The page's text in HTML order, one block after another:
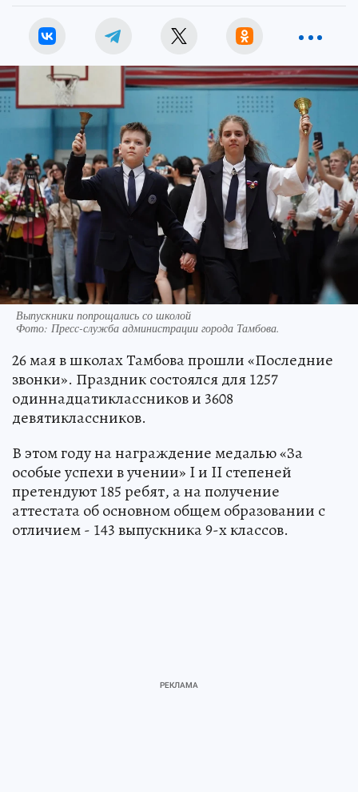
Выпускники попрощались со школой
Фото: Пресс-служба администрации города Тамбова.
26 мая в школах Тамбова прошли «Последние
звонки». Праздник состоялся для 1257
одиннадцатиклассников и 3608
девятиклассников.
В этом году на награждение медалью «За
особые успехи в учении» I и II степеней
претендуют 185 ребят, а на получение
аттестата об основном общем образовании с
отличием - 143 выпускника 9-х классов.